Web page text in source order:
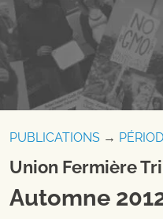
PUBLICATIONS →
Union Fermière
Automne